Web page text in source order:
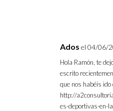
Ados el 04/06/
Hola Ramón, te
escrito
que nos habéis
http://
es-deportivas-en-